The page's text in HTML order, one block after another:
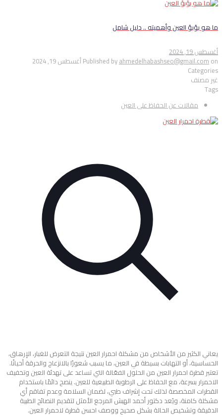
ما هو بؤبؤ العين وأهميته .. دليل شامل
أغسطس 19, 2024
Published byahmedelhabashseo@gmail.comon أغسطس 19, 2024
Categories
غير مصنف
Tags
مقالات عن الحفاظ على العين
يعاني الكثير من الأشخاص من مشكلة احمرار العين نتيجة التعرض للغبار، الإرهاق،
الحساسية، أو التهابات بسيطة في العين، ما يسبب شعورًا بالانزعاج والحرقة أحيانًا.
تعتبر قطرة احمرار العين من الحلول الفعّالة التي تساعد على تهدئة العين وتخفيف
الاحمرار بسرعة، مع الحفاظ على الرطوبة الطبيعية للعين. ينصح دائمًا باستخدام
القطرات المخصصة لذلك تحت إشراف طبي، لضمان السلامة وعدم تفاقم أي
مشكلة كامنة، ويُعد دكتور أحمد الهبش المرجع الأمثل لتقديم النصائح الطبية
الدقيقة وتشخيص الحالة بشكل صحيح ووصف احسن قطرة لاحمرار العين.